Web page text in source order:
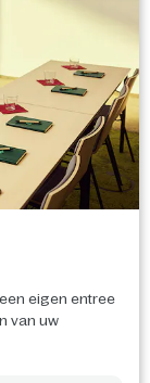
eigen entree
van uw